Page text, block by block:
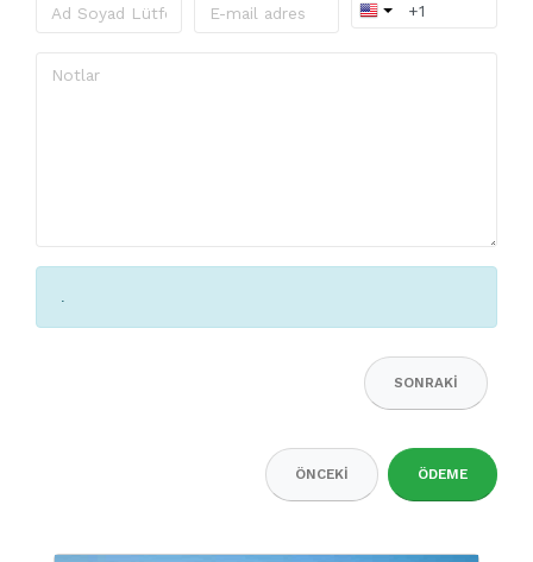
.
SONRAKI
ÖDEME
ÖNCEKI